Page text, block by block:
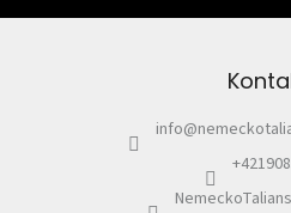
i
u
info@